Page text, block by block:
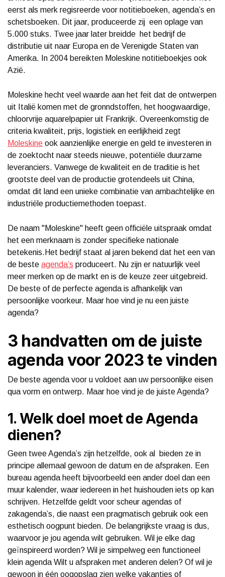
eerst als merk regisreerde voor notitieboeken, agenda’s en
schetsboeken. Dit jaar, produceerde zij een oplage van
5.000 stuks. Twee jaar later breidde het bedrijf de
distributie uit naar Europa en de Verenigde Staten van
Amerika. In 2004 bereikten Moleskine notitieboekjes ook
Azië.
Moleskine hecht veel waarde aan het feit dat de ontwerpen
uit Italië komen met de gronndstoffen, het hoogwaardige,
chloorvrije aquarelpapier uit Frankrijk. Overeenkomstig de
criteria kwaliteit, prijs, logistiek en eerlijkheid zegt
Moleskine ook aanzienlijke energie en geld te investeren in
de zoektocht naar steeds nieuwe, potentiële duurzame
leveranciers. Vanwege de kwaliteit en de traditie is het
grootste deel van de productie grotendeels uit China,
omdat dit land een unieke combinatie van ambachtelijke en
industriële productiemethoden toepast.
De naam "Moleskine" heeft geen officiële uitspraak omdat
het een merknaam is zonder specifieke nationale
betekenis.Het bedrijf staat al jaren bekend dat het een van
de beste agenda’s produceert. Nu zijn er natuurlijk veel
meer merken op de markt en is de keuze zeer uitgebreid.
De beste of de perfecte agenda is afhankelijk van
persoonlijke voorkeur. Maar hoe vind je nu een juiste
agenda?
3 handvatten om de juiste
agenda voor 2023 te vinden
De beste agenda voor u voldoet aan uw persoonlijke eisen
qua vorm en ontwerp. Maar hoe vind je de juiste Agenda?
1. Welk doel moet de Agenda
dienen?
Geen twee Agenda’s zijn hetzelfde, ook al bieden ze in
principe allemaal gewoon de datum en de afspraken. Een
bureau agenda heeft bijvoorbeeld een ander doel dan een
muur kalender, waar iedereen in het huishouden iets op kan
schrijven. Hetzelfde geldt voor scheur agendas of
zakagenda’s, die naast een pragmatisch gebruik ook een
esthetisch oogpunt bieden. De belangrijkste vraag is dus,
waarvoor je jou agenda wilt gebruiken. Wil je elke dag
geïnspireerd worden? Wil je simpelweg een functioneel
klein agenda Wilt u afspraken met anderen delen? Of wil je
gewoon in één oogopslag zien welke vakanties of